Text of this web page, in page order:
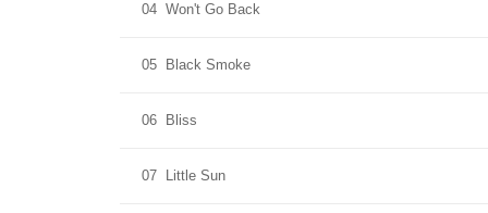
04 Won't Go Back
05 Black Smoke
06 Bliss
07 Little Sun